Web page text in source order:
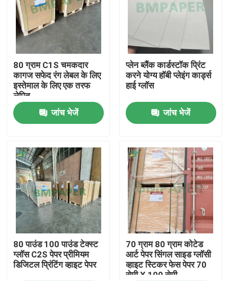
होम
उत्पाद
हमारे बारे में
फैक्टरी यात्रा
80 ग्राम C1S चमकदार
कागज सफेद रंग लेबल के लिए
इस्तेमाल के लिए एक तरफ
लेपित
जांच भेजें
प्लेन ब्लैंक कार्डस्टॉक प्रिंट
करने योग्य हॉबी प्लेइंग कार्ड्स
हाई ग्लॉस
जांच भेजें
80 पाउंड 100 पाउंड टेक्स्ट
ग्लॉस C2S पेपर प्रीमियम
डिजिटल प्रिंटिंग व्हाइट पेपर
70 ग्राम 80 ग्राम कोटेड
आर्ट पेपर सिंगल साइड ग्लॉसी
व्हाइट स्टिकर फेस पेपर 70
सेमी X 100 सेमी